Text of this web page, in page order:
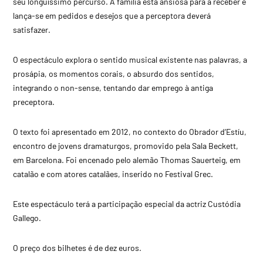
lança-se em pedidos e desejos que a perceptora deverá
satisfazer.
O espectáculo explora o sentido musical existente nas palavras, a
prosápia, os momentos corais, o absurdo dos sentidos,
integrando o non-sense, tentando dar emprego à antiga
preceptora.
O texto foi apresentado em 2012, no contexto do Obrador d’Estíu,
encontro de jovens dramaturgos, promovido pela Sala Beckett,
em Barcelona. Foi encenado pelo alemão Thomas Sauerteig, em
catalão e com atores catalães, inserido no Festival Grec.
Este espectáculo terá a participação especial da actriz Custódia
Gallego.
O preço dos bilhetes é de dez euros.